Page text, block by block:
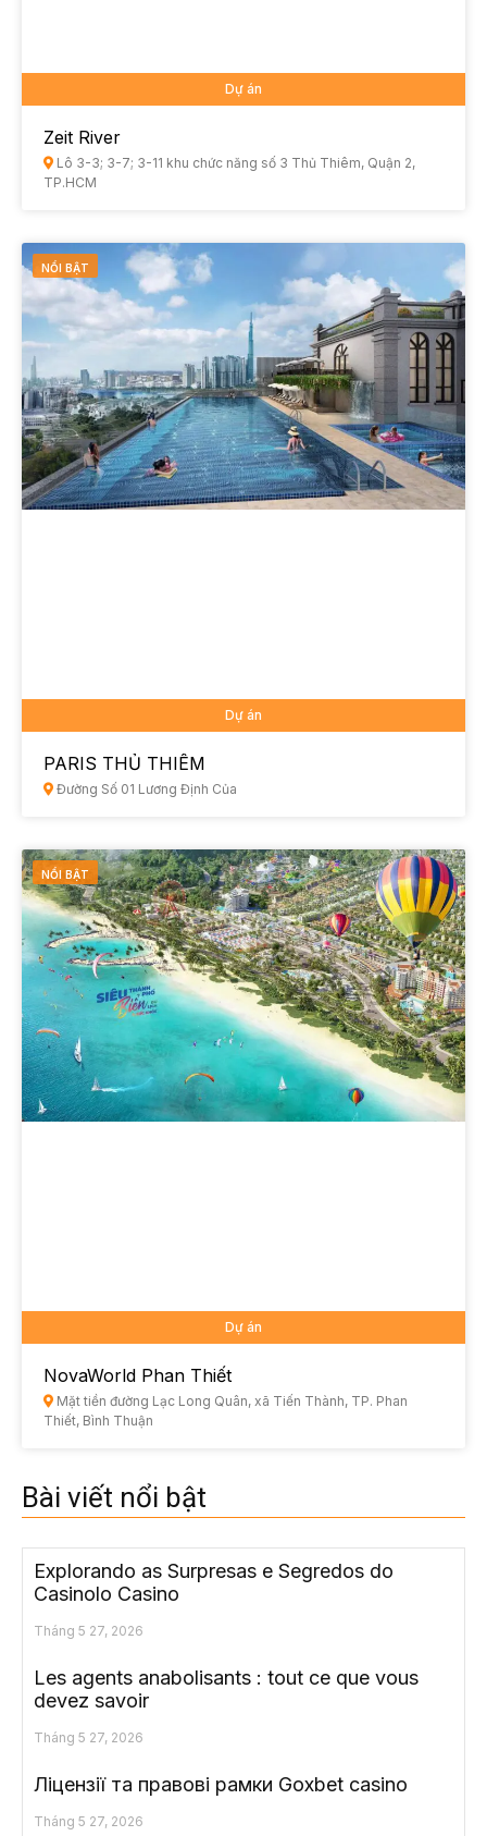
Dự án
Zeit River
Lô 3-3; 3-7; 3-11 khu chức năng số 3 Thủ Thiêm, Quận 2,
TP.HCM
NỔI BẬT
Dự án
PARIS THỦ THIÊM
Đường Số 01 Lương Định Của
NỔI BẬT
Dự án
NovaWorld Phan Thiết
Mặt tiền đường Lạc Long Quân, xã Tiến Thành, TP. Phan
Thiết, Bình Thuận
Bài viết nổi bật
Explorando as Surpresas e Segredos do
Casinolo Casino
Tháng 5 27, 2026
Les agents anabolisants : tout ce que vous
devez savoir
Tháng 5 27, 2026
Ліцензії та правові рамки Goxbet casino
Tháng 5 27, 2026